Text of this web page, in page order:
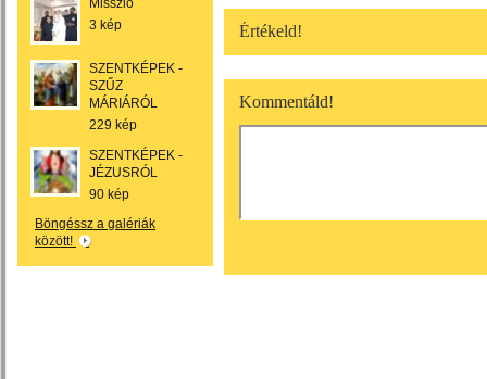
Misszió
3 kép
SZENTKÉPEK -
SZŰZ
MÁRIÁRÓL
229 kép
SZENTKÉPEK -
JÉZUSRÓL
90 kép
Böngéssz a galériák
között!
Értékeld!
Kommentáld!